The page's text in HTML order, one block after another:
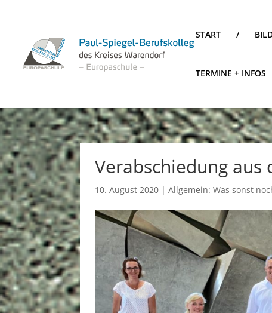
START /
TERMINE + INFOS
Verabschiedung aus
10. August 2020 |Allgemein: Was sonst